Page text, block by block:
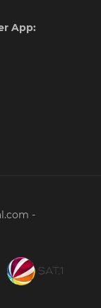
App:
-